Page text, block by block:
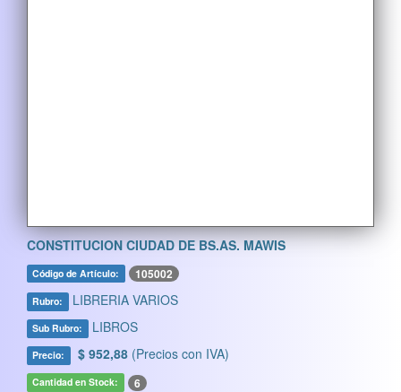
CONSTITUCION CIUDAD DE BS.AS. MAWIS
Código de Artículo: 105002
Rubro: LIBRERIA VARIOS
Sub Rubro: LIBROS
Precio: $ 952,88 (Precios con IVA)
Cantidad en Stock: 6